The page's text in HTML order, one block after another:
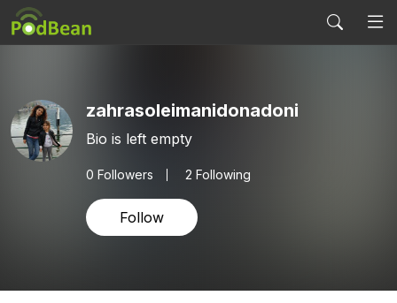
zahrasoleimanidonadoni
Bio is left empty
0 Followers 2 Following
Follow